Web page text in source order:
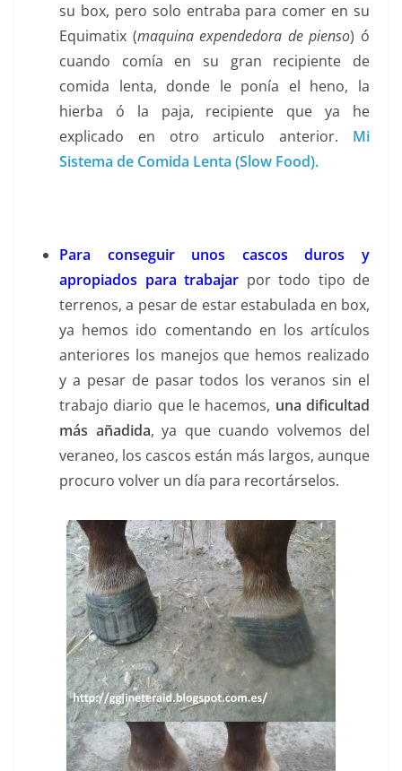
su box, pero solo entraba para comer en su
Equimatix (maquina expendedora de pienso) ó
cuando comía en su gran recipiente de
comida lenta, donde le ponía el heno, la
hierba ó la paja, recipiente que ya he
explicado en otro articulo anterior.
Mi
Sistema de Comida Lenta (Slow Food).
Para conseguir unos cascos duros y
apropiados para trabajar por todo tipo de
terrenos, a pesar de estar estabulada en box,
ya hemos ido comentando en los artículos
anteriores los manejos que hemos realizado
y a pesar de pasar todos los veranos sin el
trabajo diario que le hacemos, una dificultad
más añadida, ya que cuando volvemos del
veraneo, los cascos están más largos, aunque
procuro volver un día para recortárselos.